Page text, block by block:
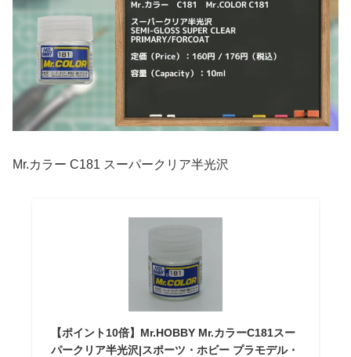
Mr.カラー C181 スーパークリア半光沢
【ポイント10倍】Mr.HOBBY Mr.カラーC181スー
パークリア半光沢|スポーツ・ホビー プラモデル・